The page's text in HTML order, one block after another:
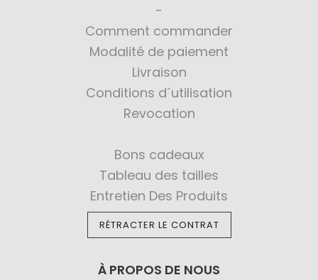
Comment commander
Modalité de paiement
Livraison
Conditions d´utilisation
Revocation
Bons cadeaux
Tableau des tailles
Entretien Des Produits
RÉTRACTER LE CONTRAT
À PROPOS DE NOUS